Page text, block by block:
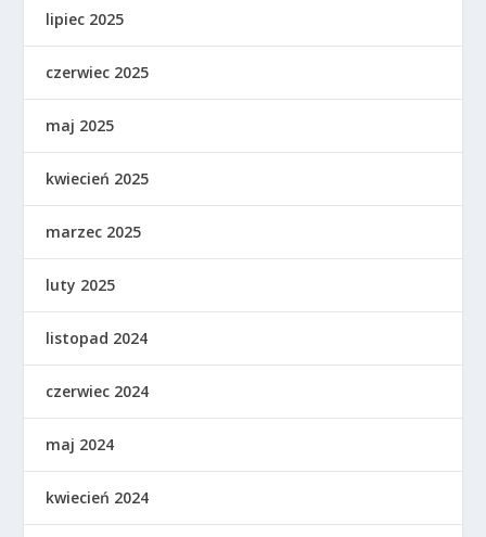
lipiec 2025
czerwiec 2025
maj 2025
kwiecień 2025
marzec 2025
luty 2025
listopad 2024
czerwiec 2024
maj 2024
kwiecień 2024